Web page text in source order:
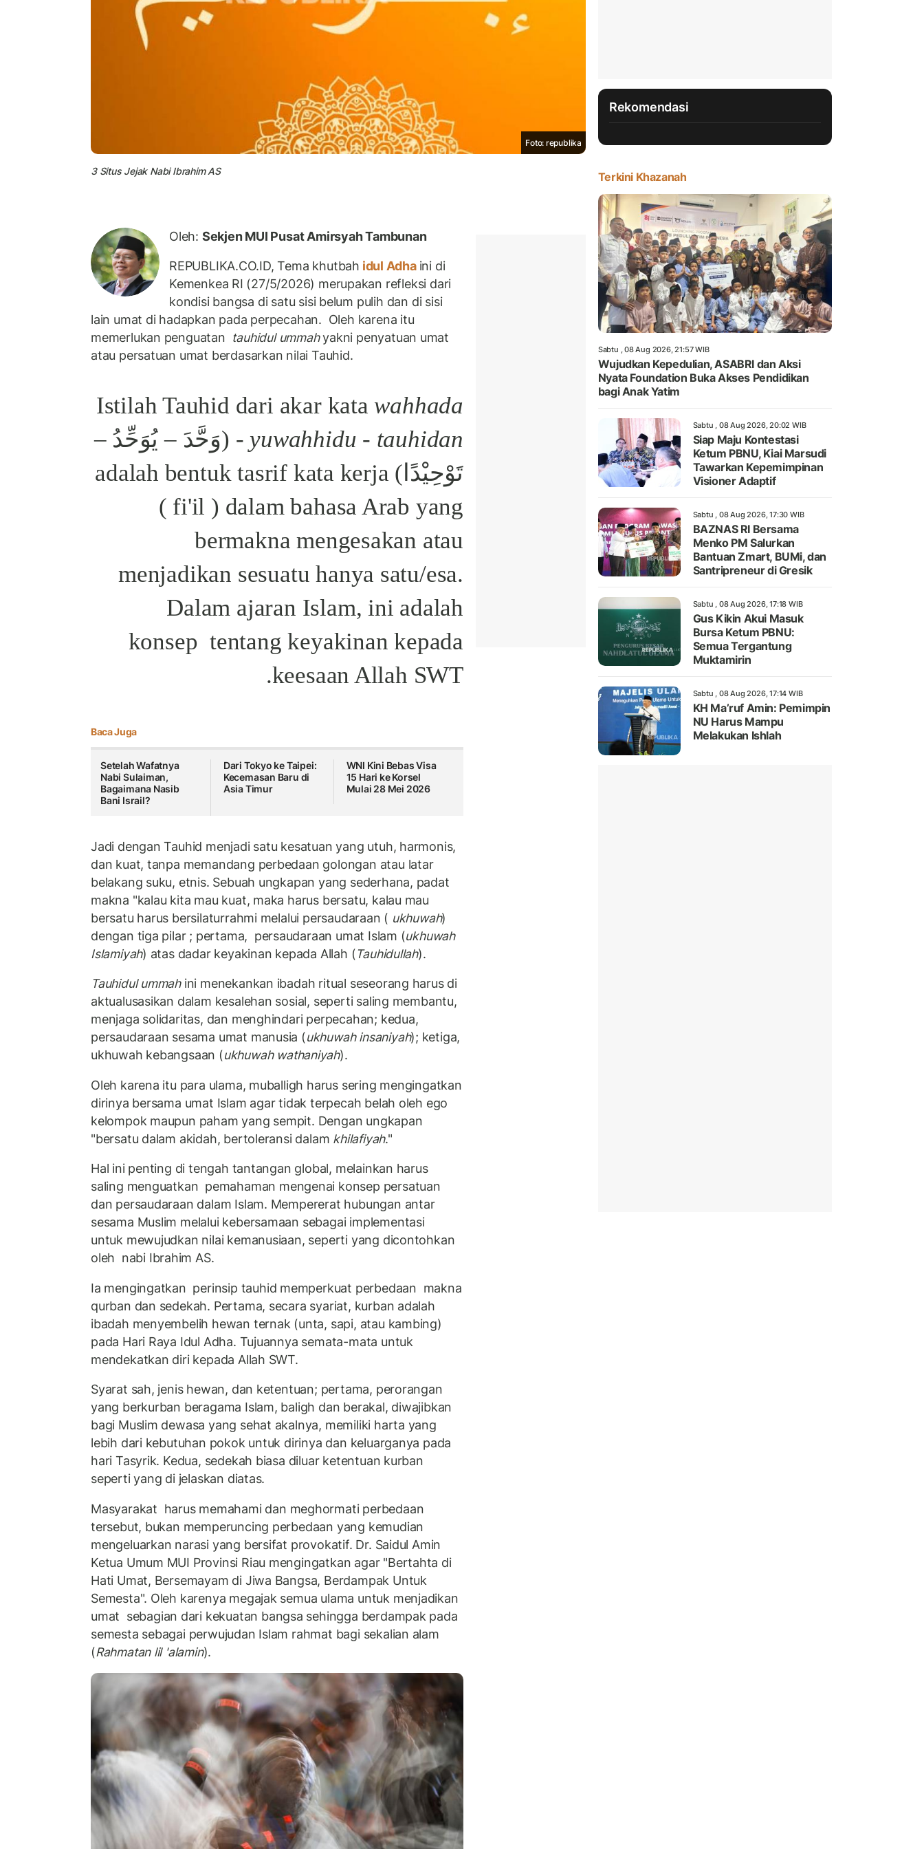
Foto: republika
3 Situs Jejak Nabi Ibrahim AS
Oleh: Sekjen MUI Pusat Amirsyah Tambunan
REPUBLIKA.CO.ID, Tema khutbah idul Adha ini di
Kemenkea RI (27/5/2026) merupakan refleksi dari
kondisi bangsa di satu sisi belum pulih dan di sisi
lain umat di hadapkan pada perpecahan. Oleh karena itu
memerlukan penguatan tauhidul ummahyakni penyatuan umat
atau persatuan umat berdasarkan nilai Tauhid.
Istilah Tauhid dari akar kata wahhada
- yuwahhidu - tauhidan
(وَحَّدَ – يُوَحِّدُ –
تَوْحِيْدًا
) adalah bentuk tasrif kata kerja
( fi'il ) dalam bahasa Arab yang
bermakna mengesakan atau
menjadikan sesuatu hanya satu/esa.
Dalam ajaran Islam, ini adalah
konsep tentang keyakinan kepada
keesaan Allah SWT.
Baca Juga
Setelah Wafatnya
Nabi Sulaiman,
Bagaimana Nasib
Bani Israil?
Dari Tokyo ke Taipei:
Kecemasan Baru di
Asia Timur
WNI Kini Bebas Visa
15 Hari ke Korsel
Mulai 28 Mei 2026
Jadi dengan Tauhid menjadi satu kesatuan yang utuh, harmonis,
dan kuat, tanpa memandang perbedaan golongan atau latar
belakang suku, etnis. Sebuah ungkapan yang sederhana, padat
makna "kalau kita mau kuat, maka harus bersatu, kalau mau
bersatu harus bersilaturrahmi melalui persaudaraan ( ukhuwah)
dengan tiga pilar ; pertama, persaudaraan umat Islam (ukhuwah
Islamiyah) atas dadar keyakinan kepada Allah (Tauhidullah).
Tauhidul ummahini menekankan ibadah ritual seseorang harus di
aktualusasikan dalam kesalehan sosial, seperti saling membantu,
menjaga solidaritas, dan menghindari perpecahan; kedua,
persaudaraan sesama umat manusia (ukhuwah insaniyah); ketiga,
ukhuwah kebangsaan (ukhuwah wathaniyah).
Oleh karena itu para ulama, muballigh harus sering mengingatkan
dirinya bersama umat Islam agar tidak terpecah belah oleh ego
kelompok maupun paham yang sempit. Dengan ungkapan
"bersatu dalam akidah, bertoleransi dalam khilafiyah."
Hal ini penting di tengah tantangan global, melainkan harus
saling menguatkan pemahaman mengenai konsep persatuan
dan persaudaraan dalam Islam. Mempererat hubungan antar
sesama Muslim melalui kebersamaan sebagai implementasi
untuk mewujudkan nilai kemanusiaan, seperti yang dicontohkan
oleh nabi Ibrahim AS.
Ia mengingatkan perinsip tauhid memperkuat perbedaan makna
qurban dan sedekah. Pertama, secara syariat, kurban adalah
ibadah menyembelih hewan ternak (unta, sapi, atau kambing)
pada Hari Raya Idul Adha. Tujuannya semata-mata untuk
mendekatkan diri kepada Allah SWT.
Syarat sah, jenis hewan, dan ketentuan; pertama, perorangan
yang berkurban beragama Islam, baligh dan berakal, diwajibkan
bagi Muslim dewasa yang sehat akalnya, memiliki harta yang
lebih dari kebutuhan pokok untuk dirinya dan keluarganya pada
hari Tasyrik. Kedua, sedekah biasa diluar ketentuan kurban
seperti yang di jelaskan diatas.
Masyarakat harus memahami dan meghormati perbedaan
tersebut, bukan memperuncing perbedaan yang kemudian
mengeluarkan narasi yang bersifat provokatif. Dr. Saidul Amin
Ketua Umum MUI Provinsi Riau mengingatkan agar "Bertahta di
Hati Umat, Bersemayam di Jiwa Bangsa, Berdampak Untuk
Semesta". Oleh karenya megajak semua ulama untuk menjadikan
umat sebagian dari kekuatan bangsa sehingga berdampak pada
semesta sebagai perwujudan Islam rahmat bagi sekalian alam
(Rahmatan lil 'alamin).
Rekomendasi
Terkini Khazanah
Sabtu , 08 Aug 2026, 21:57 WIB
Wujudkan Kepedulian, ASABRI dan Aksi
Nyata Foundation Buka Akses Pendidikan
bagi Anak Yatim
Sabtu , 08 Aug 2026, 20:02 WIB
Siap Maju Kontestasi
Ketum PBNU, Kiai Marsudi
Tawarkan Kepemimpinan
Visioner Adaptif
Sabtu , 08 Aug 2026, 17:30 WIB
BAZNAS RI Bersama
Menko PM Salurkan
Bantuan Zmart, BUMi, dan
Santripreneur di Gresik
Sabtu , 08 Aug 2026, 17:18 WIB
Gus Kikin Akui Masuk
Bursa Ketum PBNU:
Semua Tergantung
Muktamirin
Sabtu , 08 Aug 2026, 17:14 WIB
KH Ma’ruf Amin: Pemimpin
NU Harus Mampu
Melakukan Ishlah